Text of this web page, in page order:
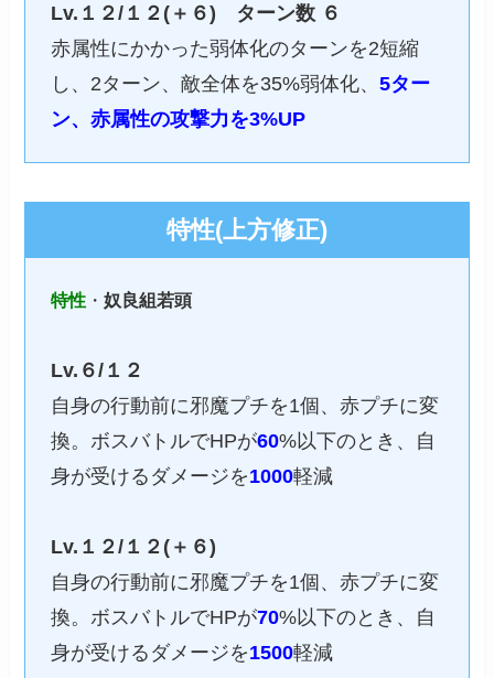
Lv.１２/１２(＋６)
ターン数 ６
赤属性にかかった弱体化のターンを2短縮
し、2ターン、敵全体を35%弱体化、 5ター
ン、赤属性の攻撃力を3%UP
特性(上方修正)
特性・ 奴良組若頭
Lv.６/１２
自身の行動前に邪魔プチを1個、赤プチに変
換。ボスバトルでHPが60%以下のとき、自
身が受けるダメージを1000軽減
Lv.１２/１２(＋６)
自身の行動前に邪魔プチを1個、赤プチに変
換。ボスバトルでHPが70%以下のとき、自
身が受けるダメージを1500軽減